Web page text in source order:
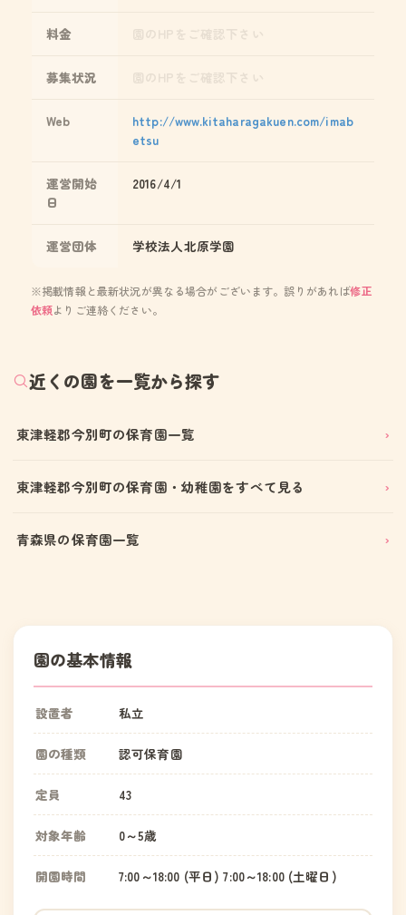
料金
募集状況
Web
http://www.kitaharagakuen.com/imab
etsu
運営開始
日
2016/4/1
運営団体 学校法人北原学園
※掲載情報と最新状況が異なる場合がございます。誤りがあれば修正
依頼よりご連絡ください。
近くの園を一覧から探す
東津軽郡今別町の保育園一覧
東津軽郡今別町の保育園・幼稚園をすべて見る
青森県の保育園一覧
園の基本情報
設置者 私立
園の種類 認可保育園
定員 43
対象年齢 0～5歳
開園時間 7:00～18:00 (平日) 7:00～18:00 (土曜日)